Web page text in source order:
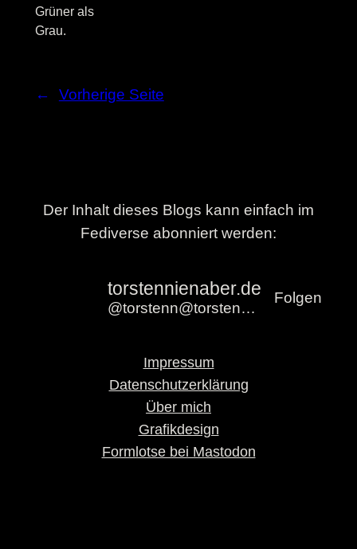
Grüner als
Grau.
← Vorherige Seite
Der Inhalt dieses Blogs kann einfach im
Fediverse abonniert werden:
torstennienaber.de
@torstenn@torstennienaber.de
Folgen
Impressum
Datenschutzerklärung
Über mich
Grafikdesign
Formlotse bei Mastodon